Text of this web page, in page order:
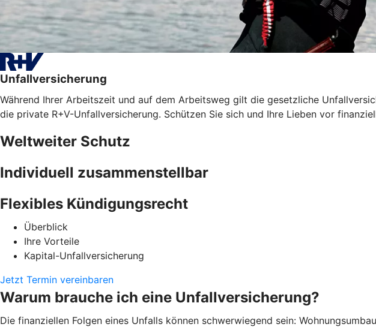
Unfallversicherung
Während Ihrer Arbeitszeit und auf dem Arbeitsweg gilt die gesetzliche
die private R+V-Unfallversicherung. Schützen Sie sich und Ihre Lieben vor
Weltweiter Schutz
Individuell zusammenstellbar
Flexibles Kündigungsrecht
Überblick
Ihre Vorteile
Kapital-Unfallversicherung
Jetzt Termin vereinbaren
Warum brauche ich eine Unfallversicherung?
Die finanziellen Folgen eines Unfalls können schwerwiegend sein: